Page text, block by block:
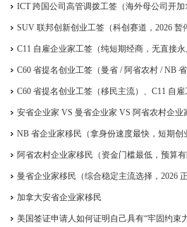
签、ICT 跨国高管工签比较
ICT 跨国公司高管调拨工签（海外母公司开加
SUV 联邦创新创业工签（科创赛道，2026 暂
C11 自雇企业家工签（纯短期经商，无直接永
C60 省提名创业工签（曼省 / 阿省农村 / NB
居，重点）
C60 省提名创业工签（移民主流）、C11 自
签、ICT 跨国高管工签
安省企业家 VS 曼省企业家 VS 阿省农村企业
四合一详细对比（2026 年 7 月最新官方政策）
NB 省企业家移民（拿身份速度最快，短期创
阿省农村企业家移民（资金门槛最低，预算有
曼省企业家移民（综合稳定主流选择，2026
加拿大安省企业家移民
美国签证申请人如何证明自己具有“牢固约束